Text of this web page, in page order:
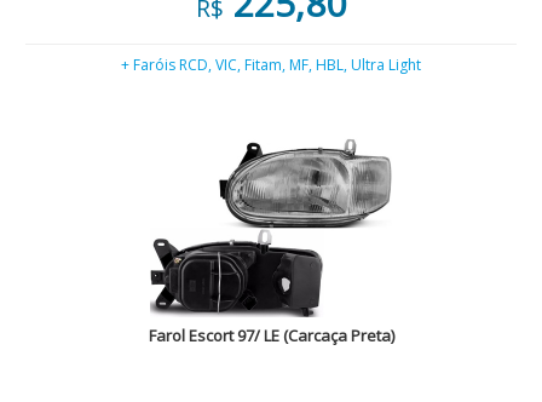
R$
+ Faróis RCD, VIC, Fitam, MF, HBL, Ultra Light
Farol Escort 97/ LE (Carcaça Preta)